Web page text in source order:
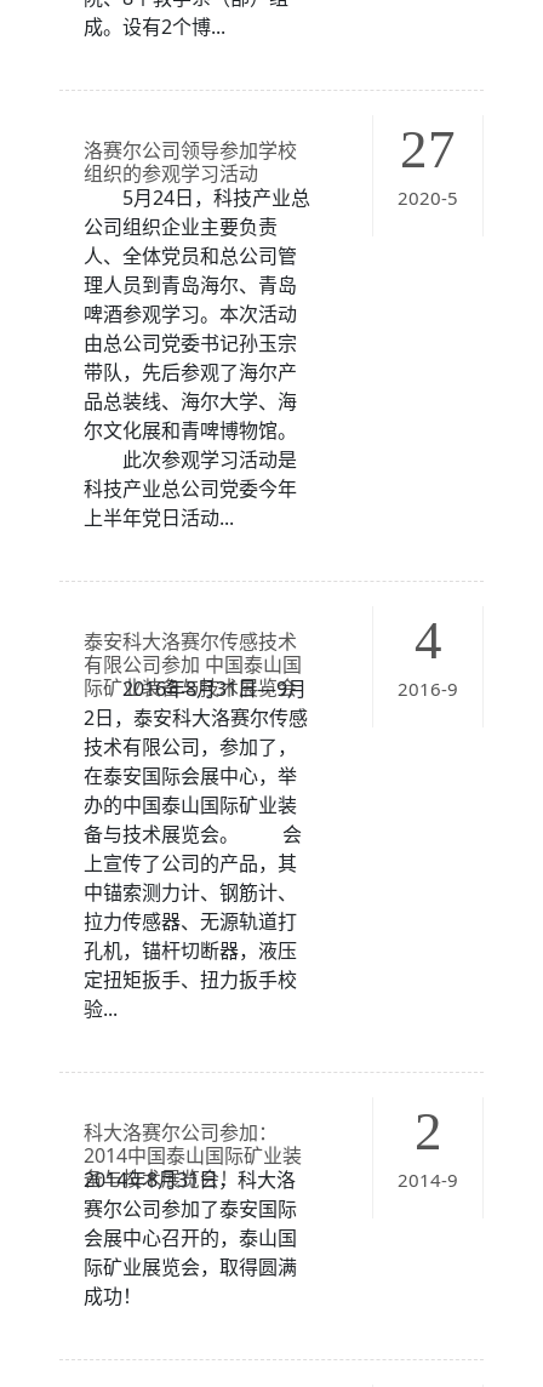
成。设有2个博...
27
2020-5
洛赛尔公司领导参加学校
组织的参观学习活动
5月24日，科技产业总
公司组织企业主要负责
人、全体党员和总公司管
理人员到青岛海尔、青岛
啤酒参观学习。本次活动
由总公司党委书记孙玉宗
带队，先后参观了海尔产
品总装线、海尔大学、海
尔文化展和青啤博物馆。
此次参观学习活动是
科技产业总公司党委今年
上半年党日活动...
4
2016-9
泰安科大洛赛尔传感技术
有限公司参加 中国泰山国
际矿业装备与技术展览会
2016年8月31日—9月
2日，泰安科大洛赛尔传感
技术有限公司，参加了，
在泰安国际会展中心，举
办的中国泰山国际矿业装
备与技术展览会。 会
上宣传了公司的产品，其
中锚索测力计、钢筋计、
拉力传感器、无源轨道打
孔机，锚杆切断器，液压
定扭矩扳手、扭力扳手校
验...
2
2014-9
科大洛赛尔公司参加：
2014中国泰山国际矿业装
备与技术展览会！
2014年8月31日，科大洛
赛尔公司参加了泰安国际
会展中心召开的，泰山国
际矿业展览会，取得圆满
成功！